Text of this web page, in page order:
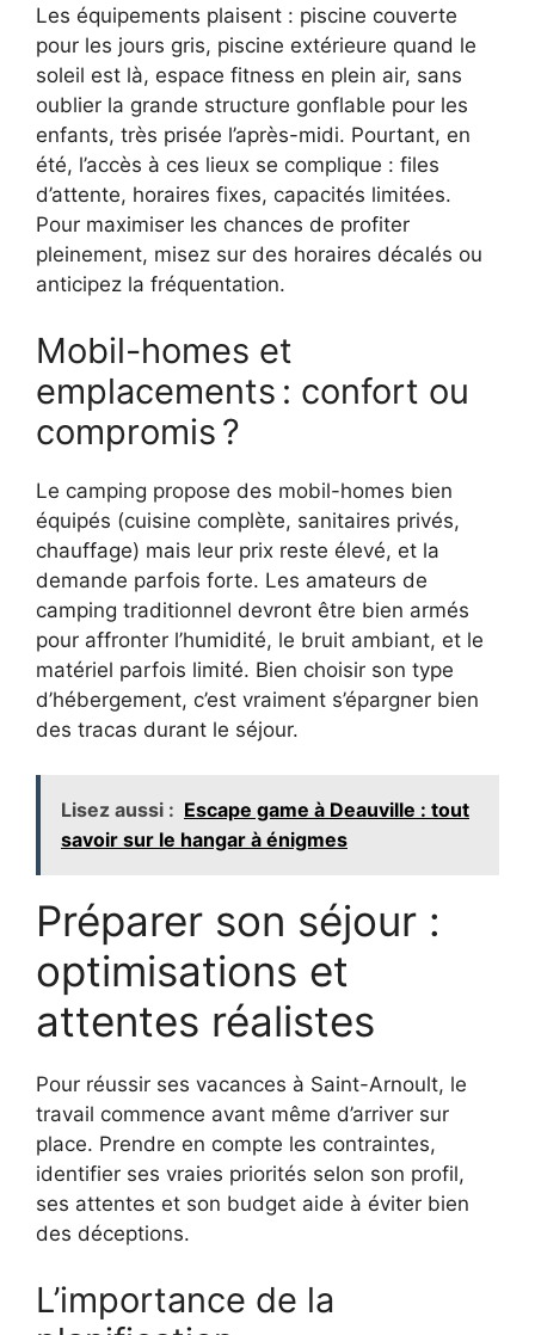
Les équipements plaisent : piscine couverte
pour les jours gris, piscine extérieure quand le
soleil est là, espace fitness en plein air, sans
oublier la grande structure gonflable pour les
enfants, très prisée l’après-midi. Pourtant, en
été, l’accès à ces lieux se complique : files
d’attente, horaires fixes, capacités limitées.
Pour maximiser les chances de profiter
pleinement, misez sur des horaires décalés ou
anticipez la fréquentation.
Mobil-homes et
emplacements : confort ou
compromis ?
Le camping propose des mobil-homes bien
équipés (cuisine complète, sanitaires privés,
chauffage) mais leur prix reste élevé, et la
demande parfois forte. Les amateurs de
camping traditionnel devront être bien armés
pour affronter l’humidité, le bruit ambiant, et le
matériel parfois limité. Bien choisir son type
d’hébergement, c’est vraiment s’épargner bien
des tracas durant le séjour.
Lisez aussi : Escape game à Deauville : tout
savoir sur le hangar à énigmes
Préparer son séjour :
optimisations et
attentes réalistes
Pour réussir ses vacances à Saint-Arnoult, le
travail commence avant même d’arriver sur
place. Prendre en compte les contraintes,
identifier ses vraies priorités selon son profil,
ses attentes et son budget aide à éviter bien
des déceptions.
L’importance de la